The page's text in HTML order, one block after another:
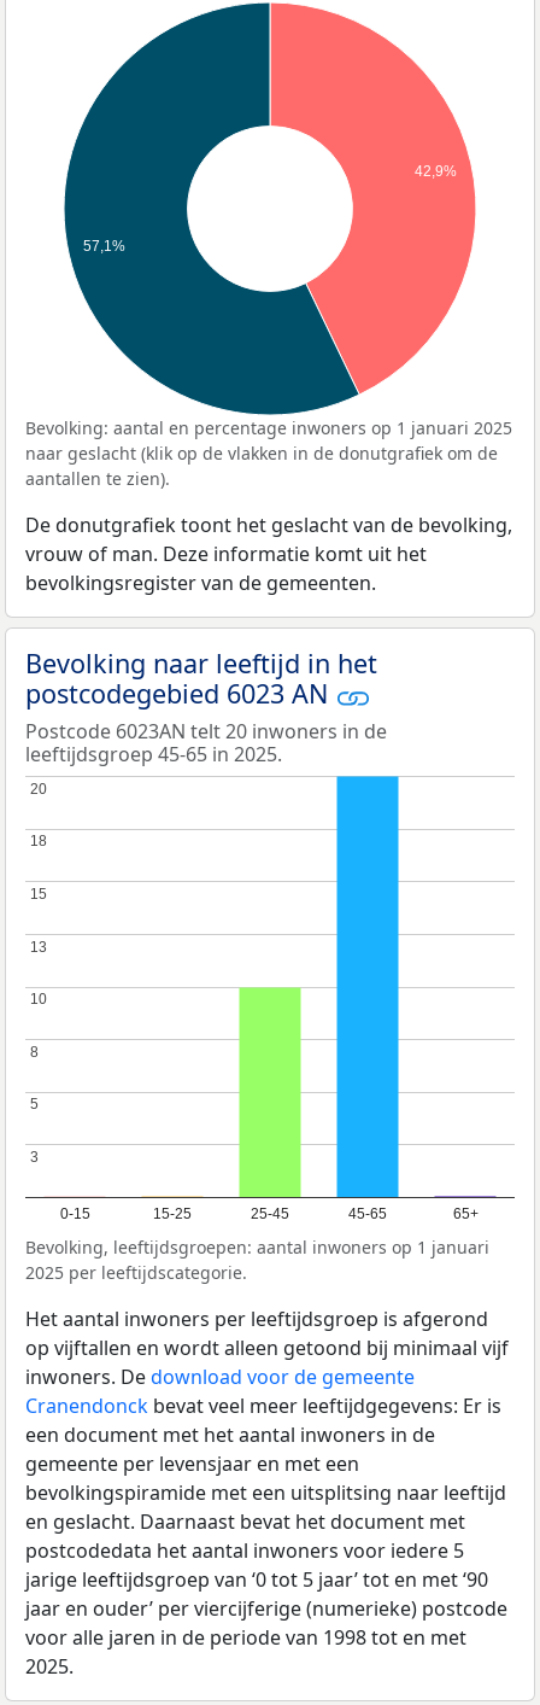
42,9%
57,1%
Bevolking: aantal en percentage inwoners op 1 januari 2025
naar geslacht (klik op de vlakken in de donutgrafiek om de
aantallen te zien).
De donutgrafiek toont het geslacht van de bevolking,
vrouw of man. Deze informatie komt uit het
bevolkingsregister van de gemeenten.
Bevolking naar leeftijd in het
postcodegebied 6023 AN
Postcode 6023AN telt 20 inwoners in de
leeftijdsgroep 45-65 in 2025.
0-15 15-25 25-45 45-65 65+
3
3
5
5
8
8
10
10
13
13
15
15
18
18
20
20
Bevolking, leeftijdsgroepen: aantal inwoners op 1 januari
2025 per leeftijdscategorie.
Het aantal inwoners per leeftijdsgroep is afgerond
op vijftallen en wordt alleen getoond bij minimaal vijf
inwoners. Dedownload voor de gemeente
Cranendonck bevat veel meer leeftijdgegevens: Er is
een document met het aantal inwoners in de
gemeente per levensjaar en met een
bevolkingspiramide met een uitsplitsing naar leeftijd
en geslacht. Daarnaast bevat het document met
postcodedata het aantal inwoners voor iedere 5
jarige leeftijdsgroep van ‘0 tot 5 jaar’ tot en met ‘90
jaar en ouder’ per viercijferige (numerieke) postcode
voor alle jaren in de periode van 1998 tot en met
2025.